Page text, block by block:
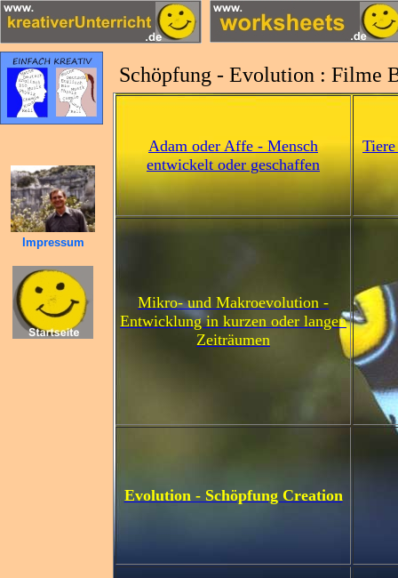
Impressum
Schöpfung - Evolution : Filme
Adam oder Affe - Mensch
entwickelt oder geschaffen
Mikro- und Makroevolution -
Entwicklung in kurzen oder langen
Zeiträumen
Evolution - Schöpfung Creation